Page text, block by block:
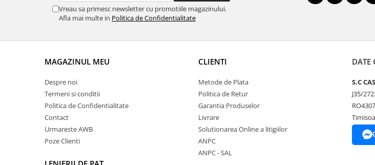
Vreau sa primesc newsletter cu promotiile magazinului.
Afla mai multe in Politica de Confidentialitate
MAGAZINUL MEU
Despre noi
Termeni si conditii
Politica de Confidentialitate
Contact
Urmareste AWB
Poze Clienti
CLIENTI
Metode de Plata
Politica de Retur
Garantia Produselor
Livrare
Solutionarea Online a litigiilor
ANPC
ANPC - SAL
DATE
S.C
J35/